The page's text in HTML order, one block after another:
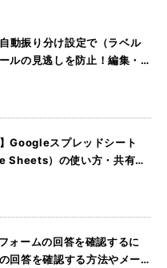
動振り分け設定で（ラベル
ルの見逃しを防止！編集・
】Googleスプレッドシート
Sheets）の使い方・共有方
ォームの回答を確認するに
回答を確認する方法やメー